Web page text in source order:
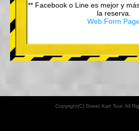
** Facebook o Line es mejor y
la reserva.
Web Form
Copyright(C) Street Kart Tour. All